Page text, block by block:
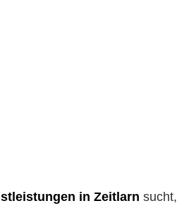
in Zeitlarn sucht,